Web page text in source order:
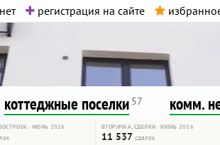
регистрация на сайте
Удачи!
коттеджные поселки 57 комм.
· ИЮНЬ 2026 ВТОРИЧКА, СДЕЛКИ · ИЮНЬ 2026
11 537 сделок